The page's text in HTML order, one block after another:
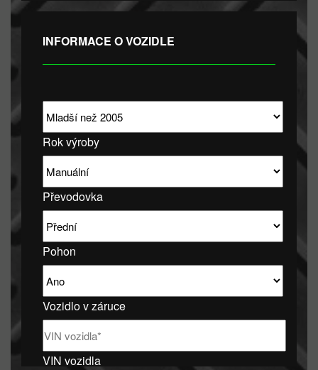
INFORMACE O VOZIDLE
Rok výroby
Převodovka
Pohon
Vozidlo v záruce
VIN vozidla